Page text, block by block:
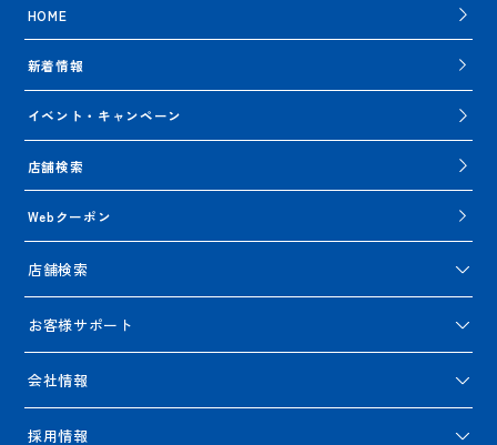
HOME
新着情報
イベント・キャンペーン
店舗検索
Webクーポン
店舗検索
お客様サポート
会社情報
採用情報